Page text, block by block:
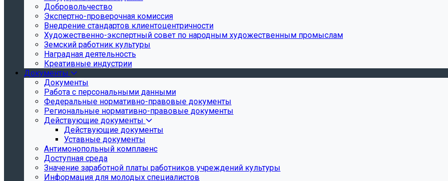
Добровольчество
Экспертно-проверочная комиссия
Внедрение стандартов клиентоцентричности
Художественно-экспертный совет по народным художественным промыслам
Земский работник культуры
Наградная деятельность
Креативные индустрии
Документы
Документы
Работа с персональными данными
Федеральные нормативно-правовые документы
Региональные нормативно-правовые документы
Действующие документы
Действующие документы
Уставные документы
Антимонопольный комплаенс
Доступная среда
Значение заработной платы работников учреждений культуры
Информация для молодых специалистов